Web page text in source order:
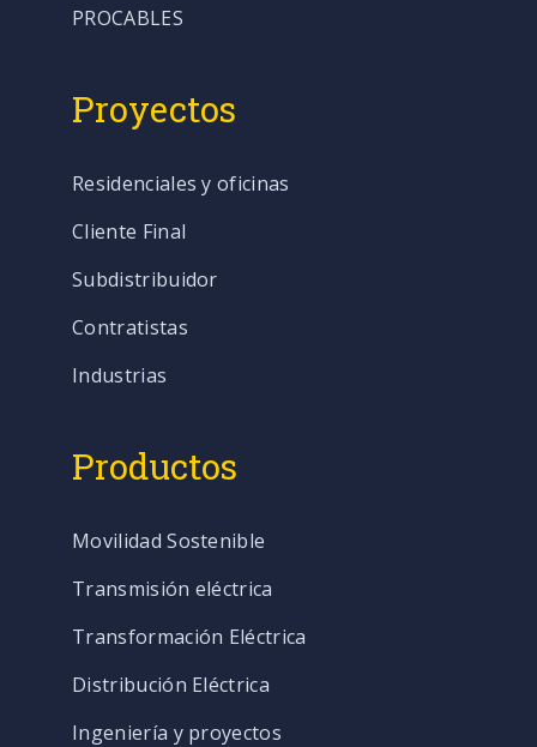
PROCABLES
Proyectos
Residenciales y oficinas
Cliente Final
Subdistribuidor
Contratistas
Industrias
Productos
Movilidad Sostenible
Transmisión eléctrica
Transformación Eléctrica
Distribución Eléctrica
Ingeniería y proyectos